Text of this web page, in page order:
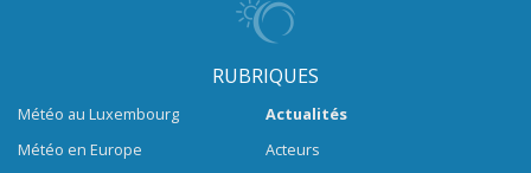
RUBRIQUES
Météo au Luxembourg
Météo en Europe
Actualités
Acteurs